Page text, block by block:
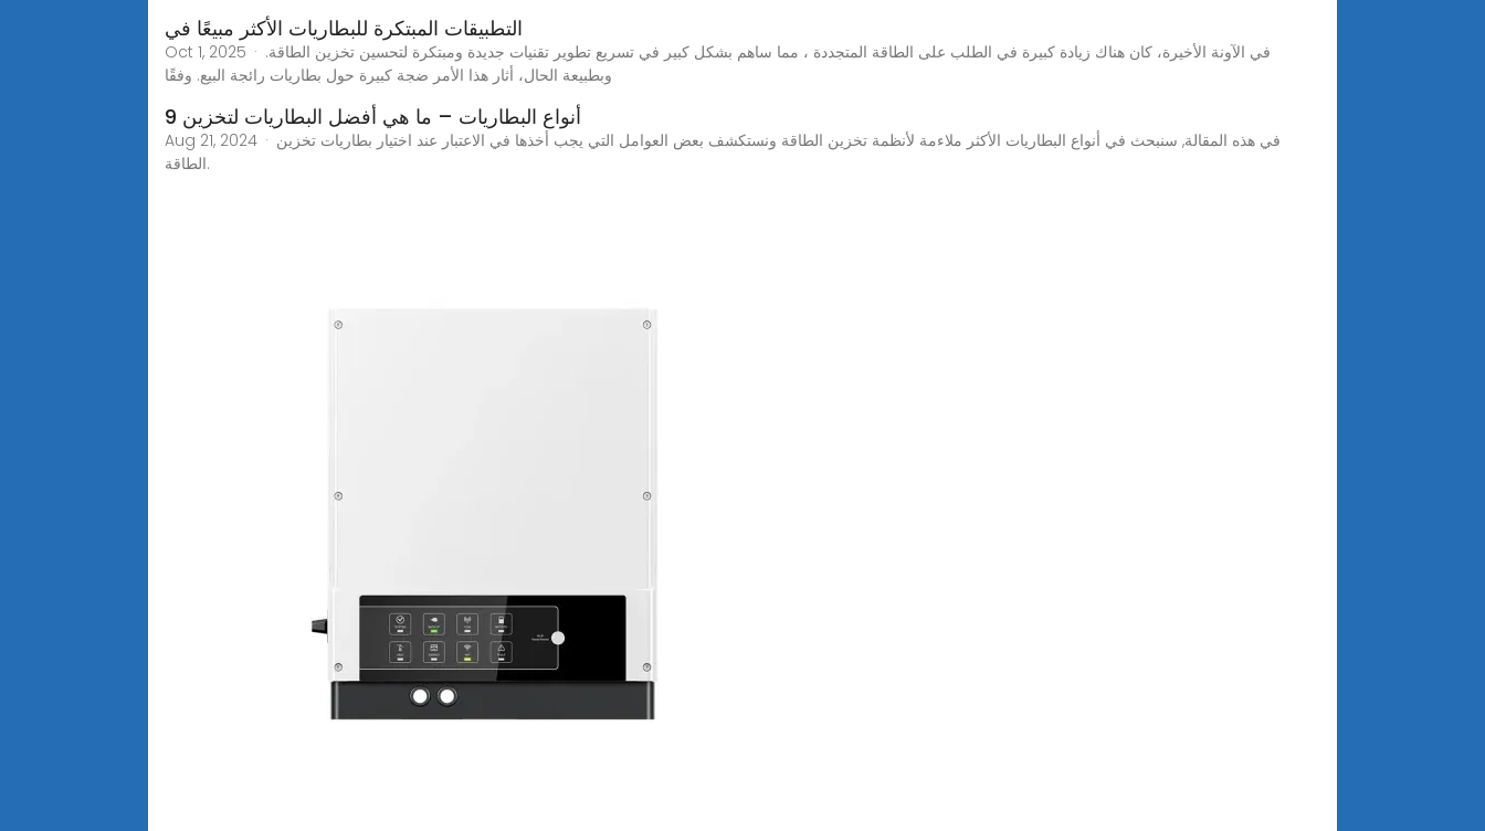
التطبيقات المبتكرة للبطاريات الأكثر مبيعًا في
Oct 1, 2025 · في الآونة الأخيرة، كان هناك زيادة كبيرة في الطلب على الطاقة المتجددة ، مما ساهم بشكل كبير في تسريع تطوير تقنيات جديدة ومبتكرة لتحسين تخزين الطاقة.
وبطبيعة الحال، أثار هذا الأمر ضجة كبيرة حول بطاريات رائجة البيع. وفقًا
9 أنواع البطاريات – ما هي أفضل البطاريات لتخزين
Aug 21, 2024 · في هذه المقالة, سنبحث في أنواع البطاريات الأكثر ملاءمة لأنظمة تخزين الطاقة ونستكشف بعض العوامل التي يجب أخذها في الاعتبار عند اختيار بطاريات تخزين
الطاقة.